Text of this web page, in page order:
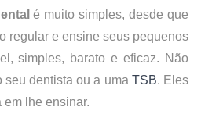
é muito simples, desde que
regular e ensine seus pequenos
simples, barato e eficaz. Não
seu dentista ou a uma TSB. Eles
lhe ensinar.